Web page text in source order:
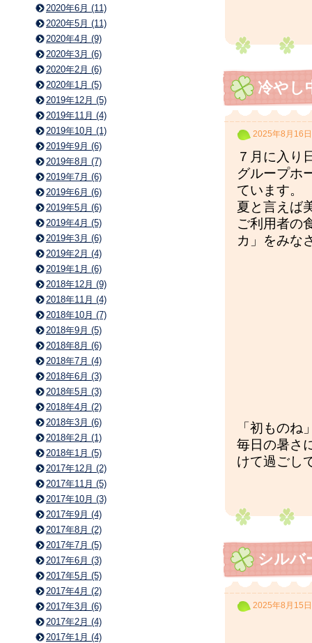
冷やし
2025年8月16日
７月に入り
グループホ
ています。
夏と言えば
ご利用者の
カ」をみな
「初もの
毎日の暑さ
けて過ごし
シルバ
2025年8月15日
2020年6月 (11)
2020年5月 (11)
2020年4月 (9)
2020年3月 (6)
2020年2月 (6)
2020年1月 (5)
2019年12月 (5)
2019年11月 (4)
2019年10月 (1)
2019年9月 (6)
2019年8月 (7)
2019年7月 (6)
2019年6月 (6)
2019年5月 (6)
2019年4月 (5)
2019年3月 (6)
2019年2月 (4)
2019年1月 (6)
2018年12月 (9)
2018年11月 (4)
2018年10月 (7)
2018年9月 (5)
2018年8月 (6)
2018年7月 (4)
2018年6月 (3)
2018年5月 (3)
2018年4月 (2)
2018年3月 (6)
2018年2月 (1)
2018年1月 (5)
2017年12月 (2)
2017年11月 (5)
2017年10月 (3)
2017年9月 (4)
2017年8月 (2)
2017年7月 (5)
2017年6月 (3)
2017年5月 (5)
2017年4月 (2)
2017年3月 (6)
2017年2月 (4)
2017年1月 (4)